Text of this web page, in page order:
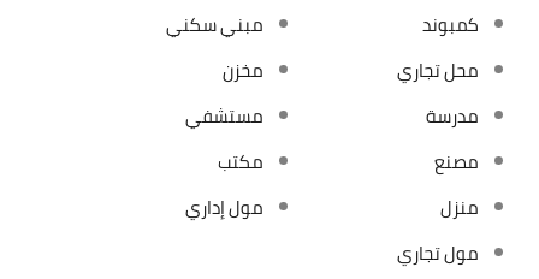
كمبوند
مبني سكني
محل تجاري
مخزن
مدرسة
مستشفي
مصنع
مكتب
منزل
مول إداري
مول تجاري